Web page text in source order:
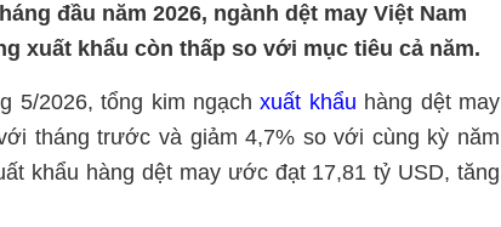
đầu năm 2026, ngành dệt may Việt Nam
xuất khẩu còn thấp so với mục tiêu cả năm.
5/2026, tổng kim ngạchxuất khẩu hàng dệt may
tháng trước và giảm 4,7% so với cùng kỳ năm
khẩu hàng dệt may ước đạt 17,81 tỷ USD, tăng